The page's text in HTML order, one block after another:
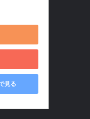
見る